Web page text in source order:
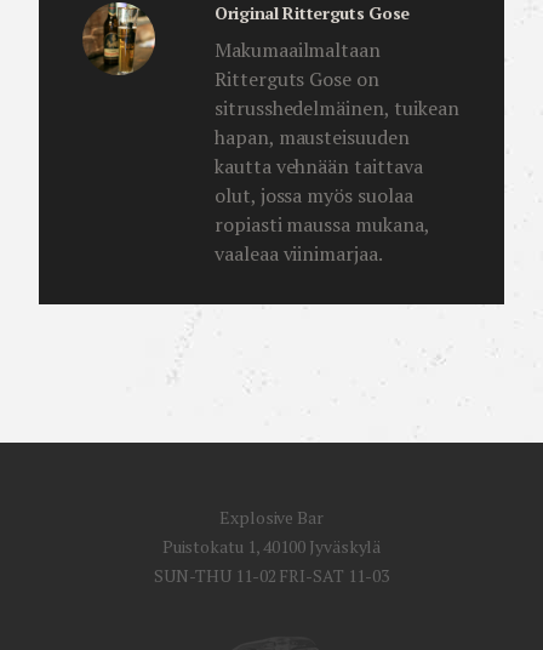
Original Ritterguts Gose
Makumaailmaltaan
Ritterguts Gose on
sitrusshedelmäinen, tuikean
hapan, mausteisuuden
kautta vehnään taittava
olut, jossa myös suolaa
ropiasti maussa mukana,
vaaleaa viinimarjaa.
Explosive Bar
Puistokatu 1, 40100 Jyväskylä
SUN-THU 11-02 FRI-SAT 11-03